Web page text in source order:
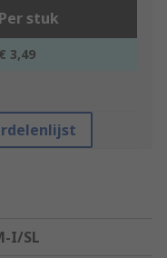
Per stuk
€ 3,49
I/SL